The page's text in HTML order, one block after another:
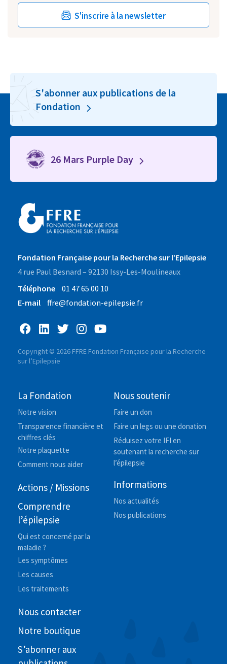
S'inscrire à la newsletter
S'abonner aux publications de la
Fondation
26 Mars Purple Day
Fondation Française pour la Recherche sur l’Epilepsie
4 rue Paul Besnard – 92130 Issy-Les-Moulineaux
Téléphone
01 47 65 00 10
E-mail
ffre@fondation-epilepsie.fr
Copyright © 2026 FFRE Fondation Française pour la Recherche
sur l’Epilepsie
La Fondation
Notre vision
Transparence financière et
chiffres clés
Notre plaquette
Comment nous aider
Actions / Missions
Comprendre
l’épilepsie
Qui est concerné par la
maladie ?
Les symptômes
Les causes
Les traitements
Nous soutenir
Faire un don
Faire un legs ou une donation
Réduisez votre IFI en
soutenant la recherche sur
l’épilepsie
Informations
Nos actualités
Nos publications
Nous contacter
Notre boutique
S’abonner aux